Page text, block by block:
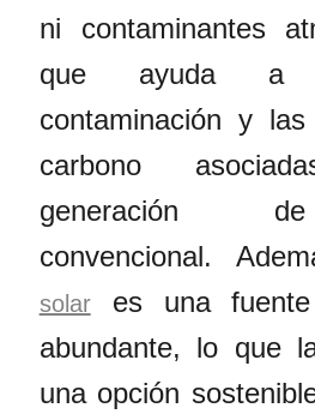
ni contaminantes
que ayuda a
contaminación y
carbono
generación
convencional.
solares una fuente
abundante, lo que
una opción